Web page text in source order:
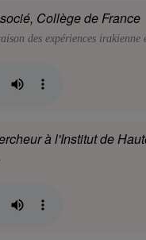
Collège de France
des expériences irakienne
à l'Institut de